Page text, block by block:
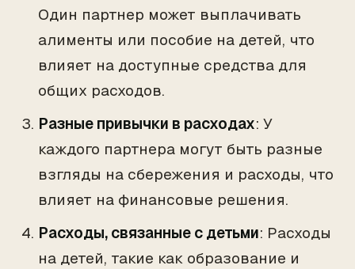
Один партнер может выплачивать
алименты или пособие на детей, что
влияет на доступные средства для
общих расходов.
Разные привычки в расходах: У
каждого партнера могут быть разные
взгляды на сбережения и расходы, что
влияет на финансовые решения.
Расходы, связанные с детьми: Расходы
на детей, такие как образование и